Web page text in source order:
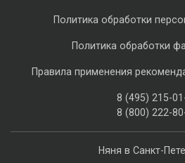
Няня в Санкт-
Политика обработки
Политика обработки
Правила применения
8 (495) 215-
8 (800) 222-